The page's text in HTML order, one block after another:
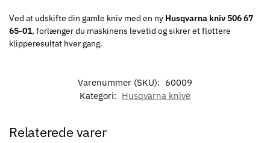
Ved at udskifte din gamle kniv med en ny Husqvarna kniv 506 67
65-01, forlænger du maskinens levetid og sikrer et flottere
klipperesultat hver gang.
Varenummer (SKU): 60009
Kategori: Husqvarna knive
Relaterede varer